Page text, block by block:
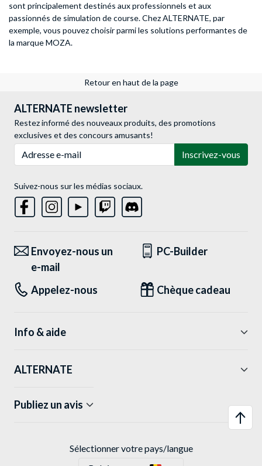
sont principalement destinés aux professionnels et aux
passionnés de simulation de course. Chez ALTERNATE, par
exemple, vous pouvez choisir parmi les solutions performantes de
la marque MOZA.
Retour en haut de la page
ALTERNATE newsletter
Restez informé des nouveaux produits, des promotions
exclusives et des concours amusants!
Inscrivez-vous
Suivez-nous sur les médias sociaux.
Envoyez-nous un
e-mail
PC-Builder
Appelez-nous Chèque cadeau
Info & aide
ALTERNATE
Publiez un avis
Sélectionner votre pays/langue